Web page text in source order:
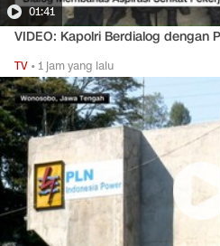
01:41
VIDEO: Kapolri Berdialog dengan
TV •1 jam yang lalu